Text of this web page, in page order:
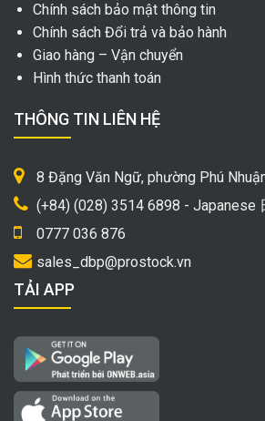
Chính sách bảo mật thông tin
Chính sách Đổi trả và bảo hành
Giao hàng – Vận chuyển
Hình thức thanh toán
THÔNG TIN LIÊN HỆ
8 Đặng Văn Ngữ, phường Phú
(+84) (028) 3514 6898 - Japanese
0777 036 876
sales_dbp@prostock.vn
TẢI APP